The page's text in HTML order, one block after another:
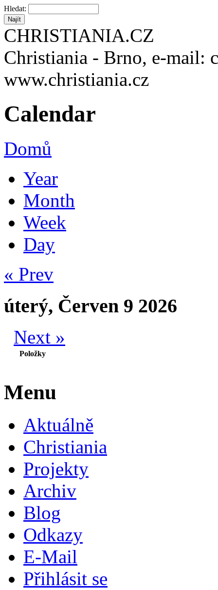
Hledat:
CHRISTIANIA.CZ
Christiania - Brno, e-mail:
www.christiania.cz
Calendar
Domů
Year
Month
Week
Day
« Prev
úterý, Červen 9 2026
Next »
Položky
Menu
Aktuálně
Christiania
Projekty
Archiv
Blog
Odkazy
E-Mail
Přihlásit se